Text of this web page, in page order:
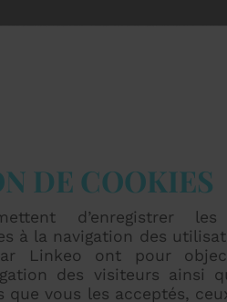
DE COOKIES
d’enregistrer
à la navigation des
Linkeo ont pour
des visiteurs ainsi
que vous les acceptés,